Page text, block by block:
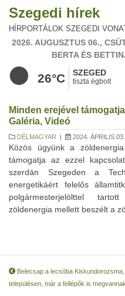
Szegedi hírek
HÍRPORTÁLOK SZEGEDI
2026. AUGUSZTUS 06.,
BERTA ÉS
26°C SZEGED
tiszta égbolt
Minden erejével
Galéria, Videó
DÉLMAGYAR | 2024. ÁPRILIS
Közös ügyünk a
támogatja az ezzel
szerdán Szegeden a
energetikáért felelős
polgármesterjelölttel
zöldenergia mellett beszélt a
Belecsap a lecsóba
településen, már a fellépők is megvannak